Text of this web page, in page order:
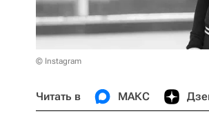
© Instagram
Читать в МАКС